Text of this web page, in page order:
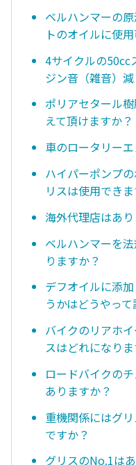
ベルハンマーの
トのオイルに使
4サイクルの50cc
ジン音（雑音）
ポリアセタール
えて頂けますか？
車のロータリー
ハイパーポンプ
リスは使用できま
海外代理店はあり
ベルハンマーを
りますか？
デフオイルに添
うかはどうやっ
バイクのリアホ
スはどれになりま
ロードバイクの
ありますか？
重機関係にはグ
ですか？
グリスのNo.1は